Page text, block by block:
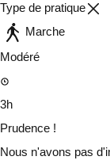
Type de pratique
Marche
Modéré
3h
Prudence !
Nous n'avons pas